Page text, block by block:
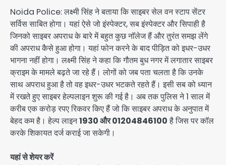
Noida Police: लक्ष्मी सिंह ने बताया कि साइबर सेल वन स्टाप सेंटर
सर्विस साबित होगा। यहां ऐसे जो इंस्पेक्टर, सब इंस्पेक्टर और सिपाही है
जिनको साइबर अपराध के बारे में बहुत कुछ नाॅलेज हैं और तुरंत समझ लेंगे
की अपराध कैसे हुआ होगा। यहां फोन करने के बाद पीड़ित को इधर-उधर
भागना नहीं होगा। लक्ष्मी सिंह ने कहा कि गौतम बुध नगर में लगातार साइबर
क्राइम के मामले बढ़ते जा रहे हैं। लोगों को जब पता चलता है कि उनके
साथ अपराध हुआ है तो वह इधर-उधर भटकते रहते हैं। इसी सब को ध्यान
में रखते हुए साइबर हेल्पलाइन शुरू की गई है। अब तक पुलिस ने 1 साल में
करीब एक करोड़ रपए रिकवर किए हैं जो कि साइबर अपराध के अनुपात में
बेहद कम है। हेल्प लाइन1930 और 01204846100है जिस पर काॅल
करके शिकायत दर्ज कराई जा सकेगी।
यहां से शेयर करें